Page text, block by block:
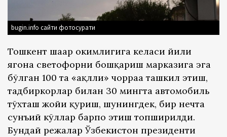
bugin.info сайти фотосурати
Тошкент шаҳар ҳокимлигига келаси йили
ягона светофорни бошқариш марказига эга
бўлган 100 та «ақлли» чорраҳа ташкил этиш,
тадбиркорлар билан 30 мингта автомобиль
тўхташ жойи қуриш, шунингдек, бир нечта
сунъий кўллар барпо этиш топширилди.
Бундай режалар Ўзбекистон президенти